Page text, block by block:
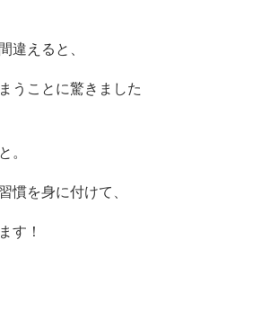
違えると、
うことに驚きました
。
慣を身に付けて、
す！